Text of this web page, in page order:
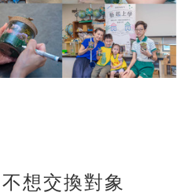
想交換對象